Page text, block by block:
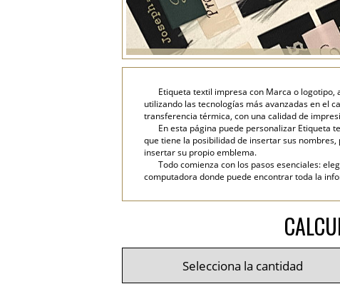
Etiqueta textil impresa con Marca o
utilizando las tecnologías más avanzadas en el
transferencia térmica, con una calidad de
En esta página puede personalizar Etiqueta
que tiene la posibilidad de insertar sus
insertar su propio emblema.
Todo comienza con los pasos esenciales:
computadora donde puede encontrar toda la